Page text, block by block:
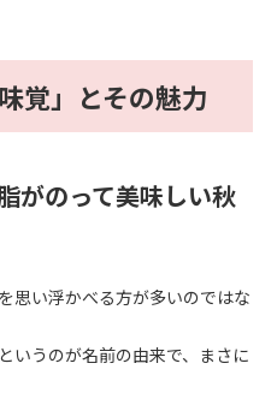
覚」とその魅力
がのって美味しい秋
思い浮かべる方が多いのではな
いうのが名前の由来で、まさに